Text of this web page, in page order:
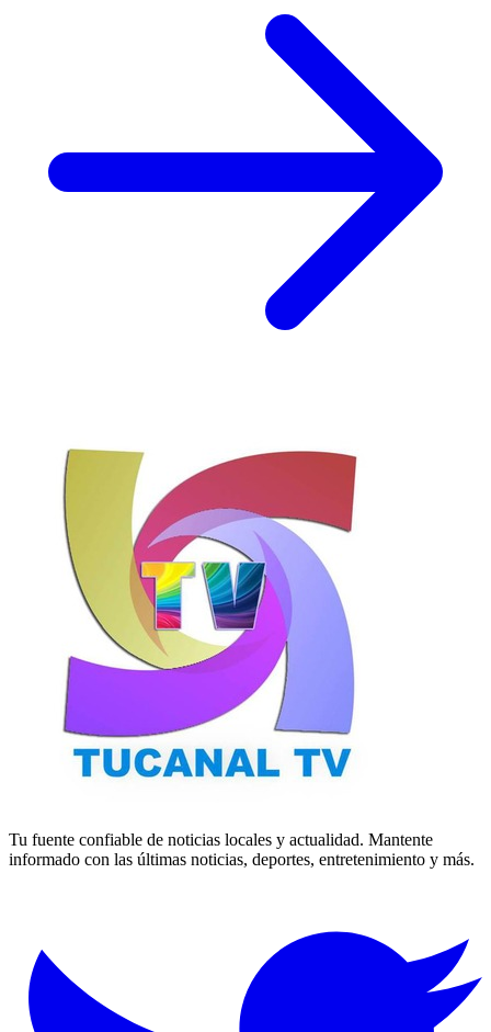
Tu fuente confiable de noticias locales y actualidad. Mantente
informado con las últimas noticias, deportes, entretenimiento y más.